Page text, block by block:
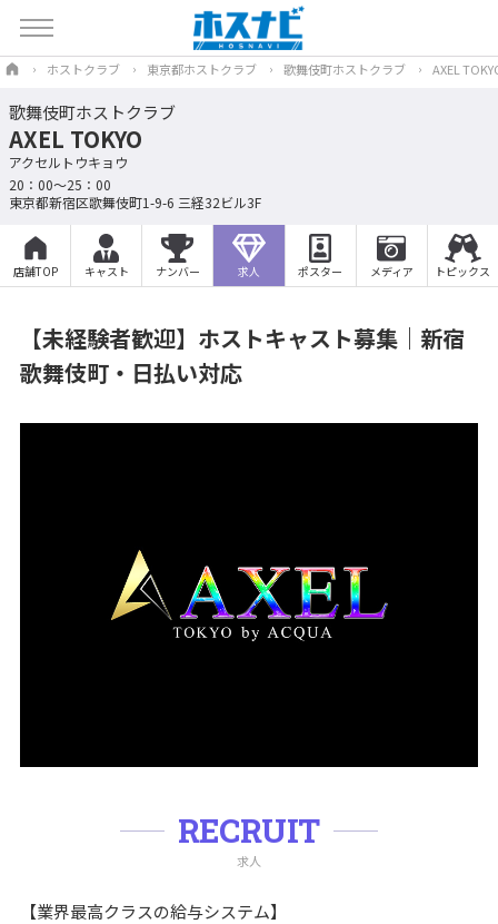
ホストクラブ 東京都ホストクラブ 歌舞伎町ホストクラブ AXEL
歌舞伎町ホストクラブ
AXEL TOKYO
アクセルトウキョウ
20：00～25：00
東京都新宿区歌舞伎町1-9-6 三経32ビル3F
店舗TOP キャスト ナンバー 求人 ポスター メディア トピックス
【未経験者歓迎】ホストキャスト募集｜新宿
歌舞伎町・日払い対応
RECRUIT
求人
【業界最高クラスの給与システム】